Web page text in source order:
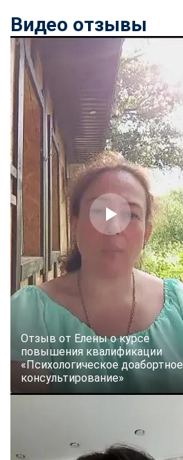
Видео отзывы
Отзыв от Елены о курсе
повышения квалификации
«Психологическое доабортное
консультирование»